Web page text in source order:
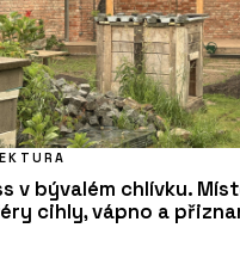
v bývalém chlívku.
cihly, vápno a